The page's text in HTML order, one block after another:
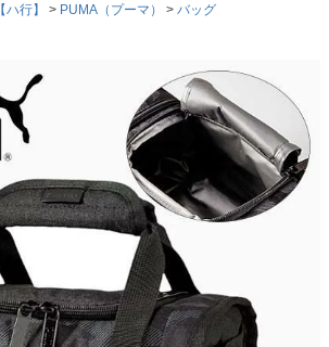
【ハ行】 PUMA（プーマ） バッグ